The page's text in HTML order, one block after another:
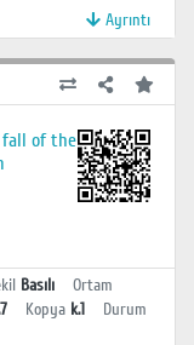
Ayrıntı
fall of the
Basılı
Ortam
Kopya k.1
Durum